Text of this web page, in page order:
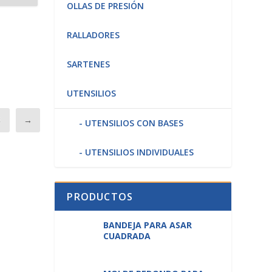
→
OLLAS DE PRESIÓN
RALLADORES
SARTENES
UTENSILIOS
UTENSILIOS CON BASES
UTENSILIOS INDIVIDUALES
PRODUCTOS
BANDEJA PARA ASAR
CUADRADA